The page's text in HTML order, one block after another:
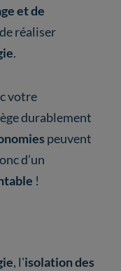
et de
réaliser
.
votre
durablement
peuvent
d’un
!
, l'isolation des